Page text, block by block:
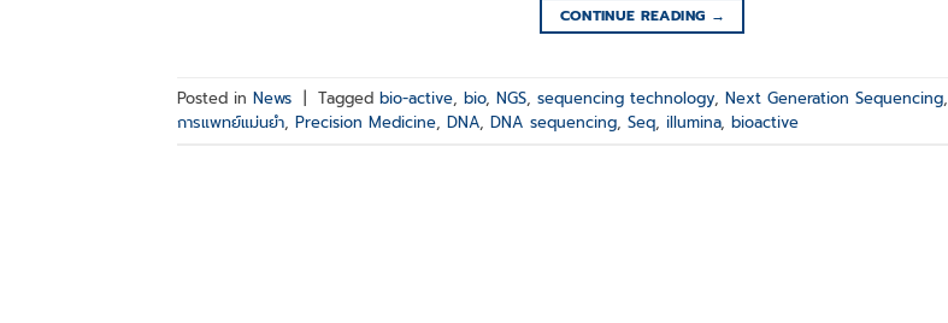
CONTINUE READING →
Posted in News | Tagged bio-active, bio, NGS, sequencing technology, Next Generation Sequencing,
การแพทย์แม่นยำ, Precision Medicine, DNA, DNA sequencing, Seq, illumina, bioactive